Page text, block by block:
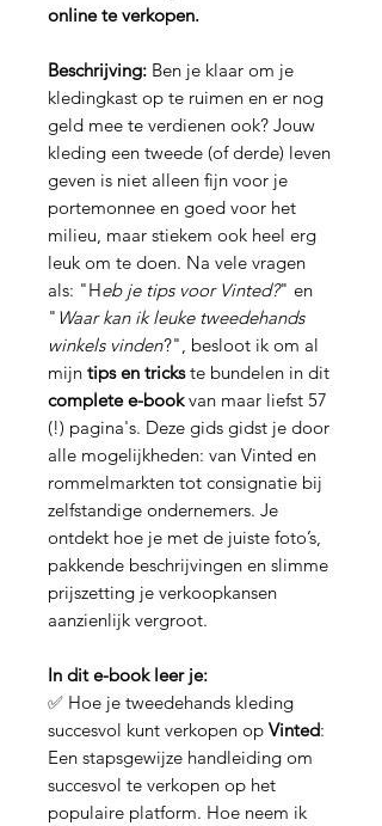
online te verkopen.
Beschrijving: Ben je klaar om je
kledingkast op te ruimen en er nog
geld mee te verdienen ook? Jouw
kleding een tweede (of derde) leven
geven is niet alleen fijn voor je
portemonnee en goed voor het
milieu, maar stiekem ook heel erg
leuk om te doen. Na vele vragen
als: "Heb je tips voor Vinted?" en
" Waar kan ik leuke tweedehands
winkels vinden?", besloot ik om al
mijn tips en trickste bundelen in dit
complete e-bookvan maar liefst 57
(!) pagina's. Deze gids gidst je door
alle mogelijkheden: van Vinted en
rommelmarkten tot consignatie bij
zelfstandige ondernemers. Je
ontdekt hoe je met de juiste foto’s,
pakkende beschrijvingen en slimme
prijszetting je verkoopkansen
aanzienlijk vergroot.
In dit e-book leer je:
✅ Hoe je tweedehands kleding
succesvol kunt verkopen op Vinted:
Een stapsgewijze handleiding om
succesvol te verkopen op het
populaire platform. Hoe neem ik